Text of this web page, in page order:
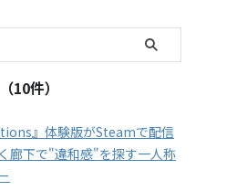
10件）
』体験版がSteamで配信
廊下で"違和感"を探す一人称